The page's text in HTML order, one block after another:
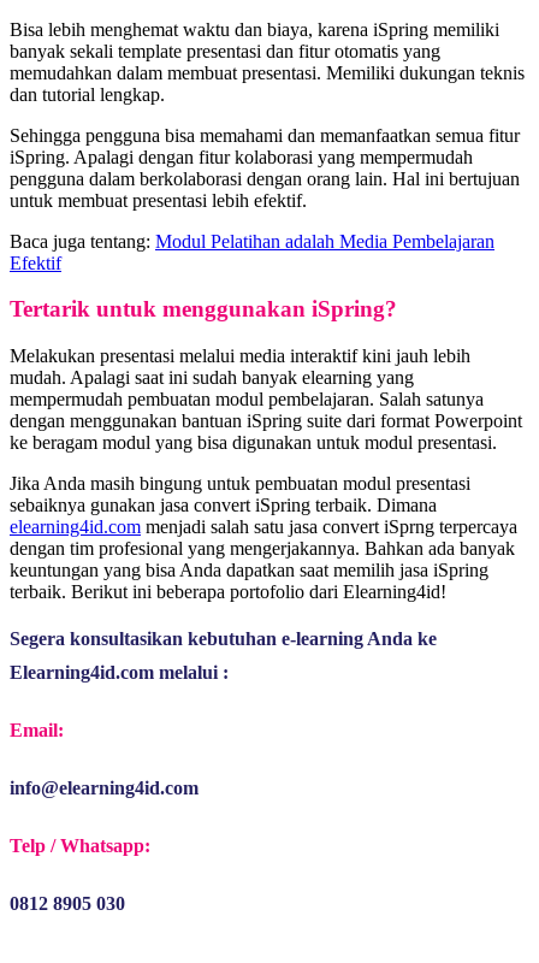
Bisa lebih menghemat waktu dan biaya, karena iSpring memiliki
banyak sekali template presentasi dan fitur otomatis yang
memudahkan dalam membuat presentasi. Memiliki dukungan teknis
dan tutorial lengkap.
Sehingga pengguna bisa memahami dan memanfaatkan semua fitur
iSpring. Apalagi dengan fitur kolaborasi yang mempermudah
pengguna dalam berkolaborasi dengan orang lain. Hal ini bertujuan
untuk membuat presentasi lebih efektif.
Baca juga tentang: Modul Pelatihan adalah Media Pembelajaran
Efektif
Tertarik untuk menggunakan iSpring?
Melakukan presentasi melalui media interaktif kini jauh lebih
mudah. Apalagi saat ini sudah banyak elearning yang
mempermudah pembuatan modul pembelajaran. Salah satunya
dengan menggunakan bantuan iSpring suite dari format Powerpoint
ke beragam modul yang bisa digunakan untuk modul presentasi.
Jika Anda masih bingung untuk pembuatan modul presentasi
sebaiknya gunakan jasa convert iSpring terbaik. Dimana
elearning4id.com menjadi salah satu jasa convert iSprng terpercaya
dengan tim profesional yang mengerjakannya. Bahkan ada banyak
keuntungan yang bisa Anda dapatkan saat memilih jasa iSpring
terbaik. Berikut ini beberapa portofolio dari Elearning4id!
Segera konsultasikan kebutuhan e-learning Anda ke
Elearning4id.com melalui :
Email:
info@elearning4id.com
Telp / Whatsapp:
0812 8905 030